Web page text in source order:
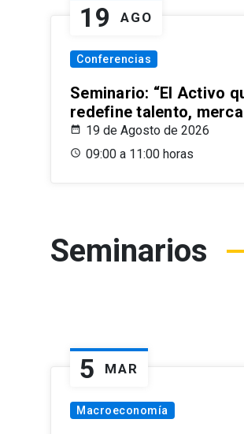
19 AGO
Conferencias
Seminario: “El Activo
redefine talento,
19 de Agosto de 2026
09:00 a 11:00 horas
Seminarios
5 MAR
Macroeconomía